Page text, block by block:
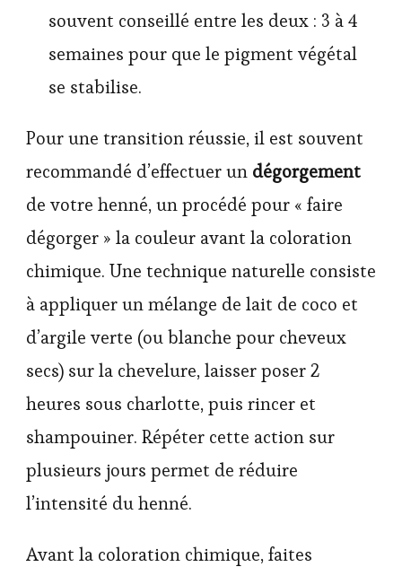
souvent conseillé entre les deux : 3 à 4
semaines pour que le pigment végétal
se stabilise.
Pour une transition réussie, il est souvent
recommandé d’effectuer un dégorgement
de votre henné, un procédé pour « faire
dégorger » la couleur avant la coloration
chimique. Une technique naturelle consiste
à appliquer un mélange de lait de coco et
d’argile verte (ou blanche pour cheveux
secs) sur la chevelure, laisser poser 2
heures sous charlotte, puis rincer et
shampouiner. Répéter cette action sur
plusieurs jours permet de réduire
l’intensité du henné.
Avant la coloration chimique, faites